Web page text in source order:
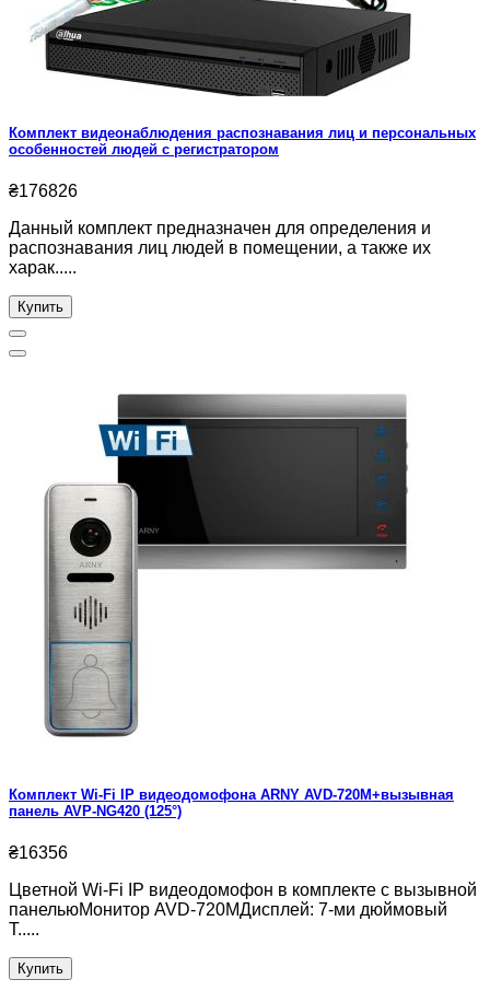
Комплект видеонаблюдения распознавания лиц и персональных
особенностей людей с регистратором
₴176826
Данный комплект предназначен для определения и
распознавания лиц людей в помещении, а также их
харак.....
Купить
Комплект Wi-Fi IP видеодомофона ARNY AVD-720M+вызывная
панель AVP-NG420 (125°)
₴16356
Цветной Wi-Fi IP видеодомофон в комплекте с вызывной
панельюМонитор AVD-720MДисплей: 7-ми дюймовый
T.....
Купить